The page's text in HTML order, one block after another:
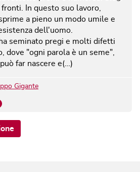
In questo suo lavoro,
a pieno un modo umile e
dell'uomo.
seminato pregi e molti difetti
dove "ogni parola è un seme",
far nascere e(…)
Gigante